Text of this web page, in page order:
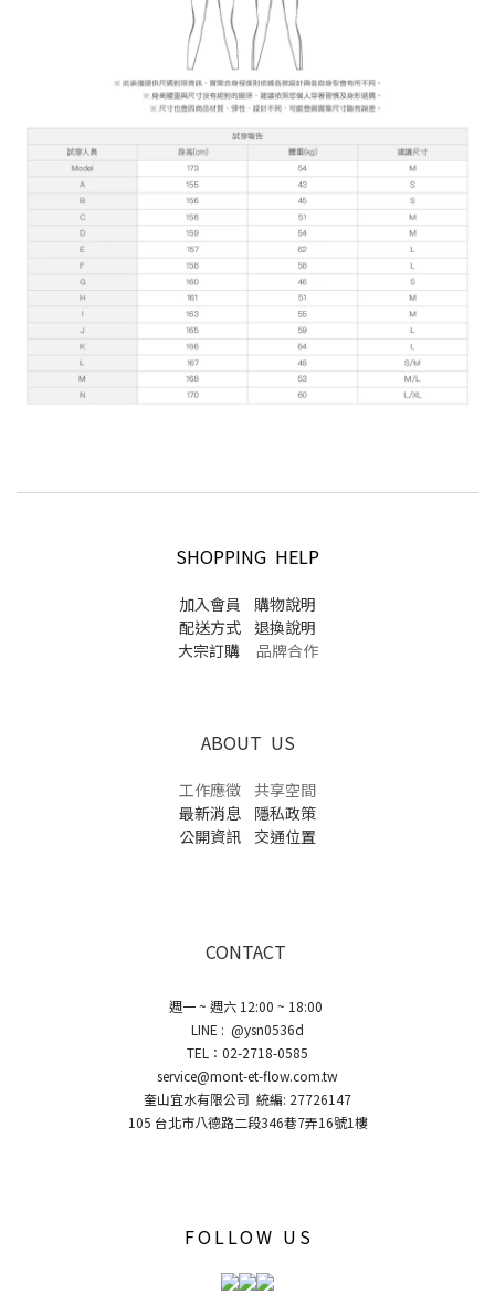
SHOPPING HELP
加入會員
購物說明
配送方式
退換說明
大宗訂購品牌合作
ABOUT US
工作應徵 共享空間
最新消息
隱私政策
公開資訊
交通位置
CONTACT
週一 ~ 週六 12:00 ~ 18:00
LINE : @ysn0536d
TEL：02-2718-0585
service@mont-et-flow.com.tw
奎山宜水有限公司 統編: 27726147
105 台北市八德路二段346巷7弄16號1樓
FOLLOW US